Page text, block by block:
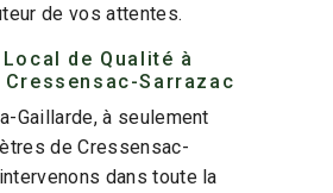
de vos attentes.
de Qualité à
Sarrazac
Gaillarde, à seulement
de Cressensac-
dans toute la